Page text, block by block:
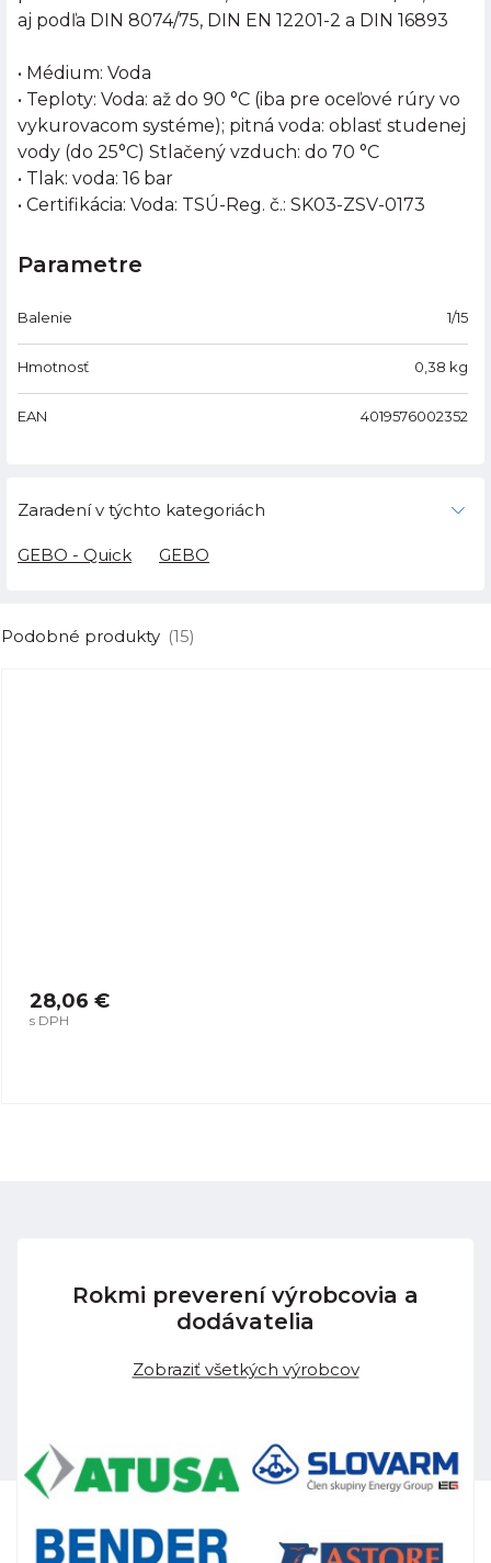
aj podľa DIN 8074/75, DIN EN 12201-2 a DIN 16893
• Médium: Voda
• Teploty: Voda: až do 90 °C (iba pre oceľové rúry vo
vykurovacom systéme); pitná voda: oblasť studenej
vody (do 25°C) Stlačený vzduch: do 70 °C
• Tlak: voda: 16 bar
• Certifikácia: Voda: TSÚ-Reg. č.: SK03-ZSV-0173
Parametre
Balenie 1/15
Hmotnosť 0,38 kg
EAN 4019576002352
Zaradení v týchto kategoriách
GEBO - Quick GEBO
Podobné produkty (15)
28,06 €
s DPH
Rokmi preverení výrobcovia a
dodávatelia
Zobraziť všetkých výrobcov